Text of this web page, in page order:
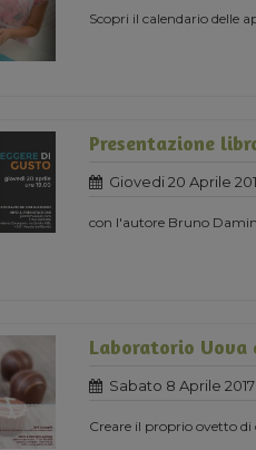
Scopri il calendario delle
Presentazione
Giovedi 20 Aprile
con l'autore Bruno
Laboratorio Uova
Sabato 8 Aprile 2017
Creare il proprio ovetto